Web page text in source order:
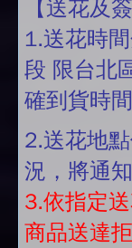
【送花及
1.送花時
段 限台北
確到貨時
2.送花地
況，將通
3.依指定
商品送達